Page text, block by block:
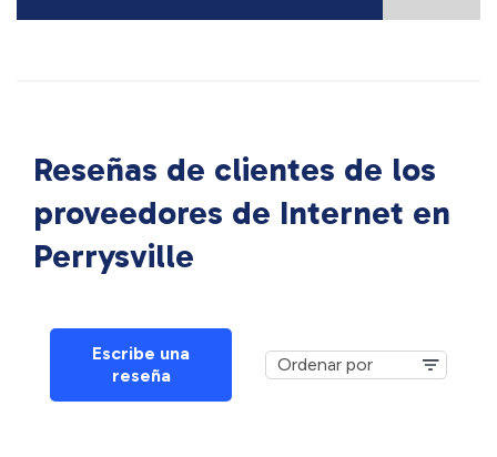
Reseñas de clientes de los
proveedores de Internet en
Perrysville
Escribe una
reseña